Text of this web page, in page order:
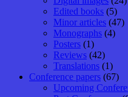
Edited books (5)
Minor articles (47)
Monographs (4)
Posters (1)
Reviews (42)
Translations (1)
Conference papers (67)
Upcoming